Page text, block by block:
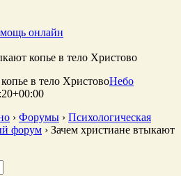
онлайн
копье в тело Христово
в тело ХристовоНебо
› Форумы › Психологическая
форум › Зачем христиане втыкают